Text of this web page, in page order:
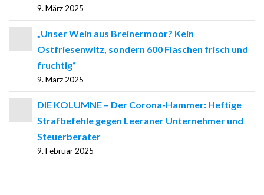
9. März 2025
„Unser Wein aus Breinermoor? Kein
Ostfriesenwitz, sondern 600 Flaschen frisch und
fruchtig“
9. März 2025
DIE KOLUMNE – Der Corona-Hammer: Heftige
Strafbefehle gegen Leeraner Unternehmer und
Steuerberater
9. Februar 2025